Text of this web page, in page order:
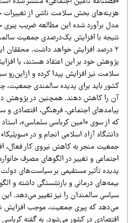
بخش سلامت ناشی از تغییرات
با افزایش یک‌درصدی جمعیت سالمند،
۲ درصد افزایش خواهد داشت. محققان این
خود بر این اعتقاد هستند، با افزایش
نیز افزایش پیدا کرده و ازاین‌رو
باید برای پدیده سالمندی جمعیت، چاره‌ای
را کاهش دهند. همچنین در پژوهش دیگری
اجتماعی، فرهنگی، اقتصادی و
از سوی «امین کرباسی سلماسی»، استاد
آزاد اسلامی انجام و در «سویلیکا»
منجر به کاهش نیروی کار فعال،
و تغییر در الگوهای مصرف خانوارها
تأثیر مستقیمی بر سیاست‌های دولت در
درمانی و بازنشستگی داشته و
سالمندان را نیز تغییر می‌دهد. این
که پیری جمعیت، موجب افزایش
در کشور می‌شود. به گفته کرباسی